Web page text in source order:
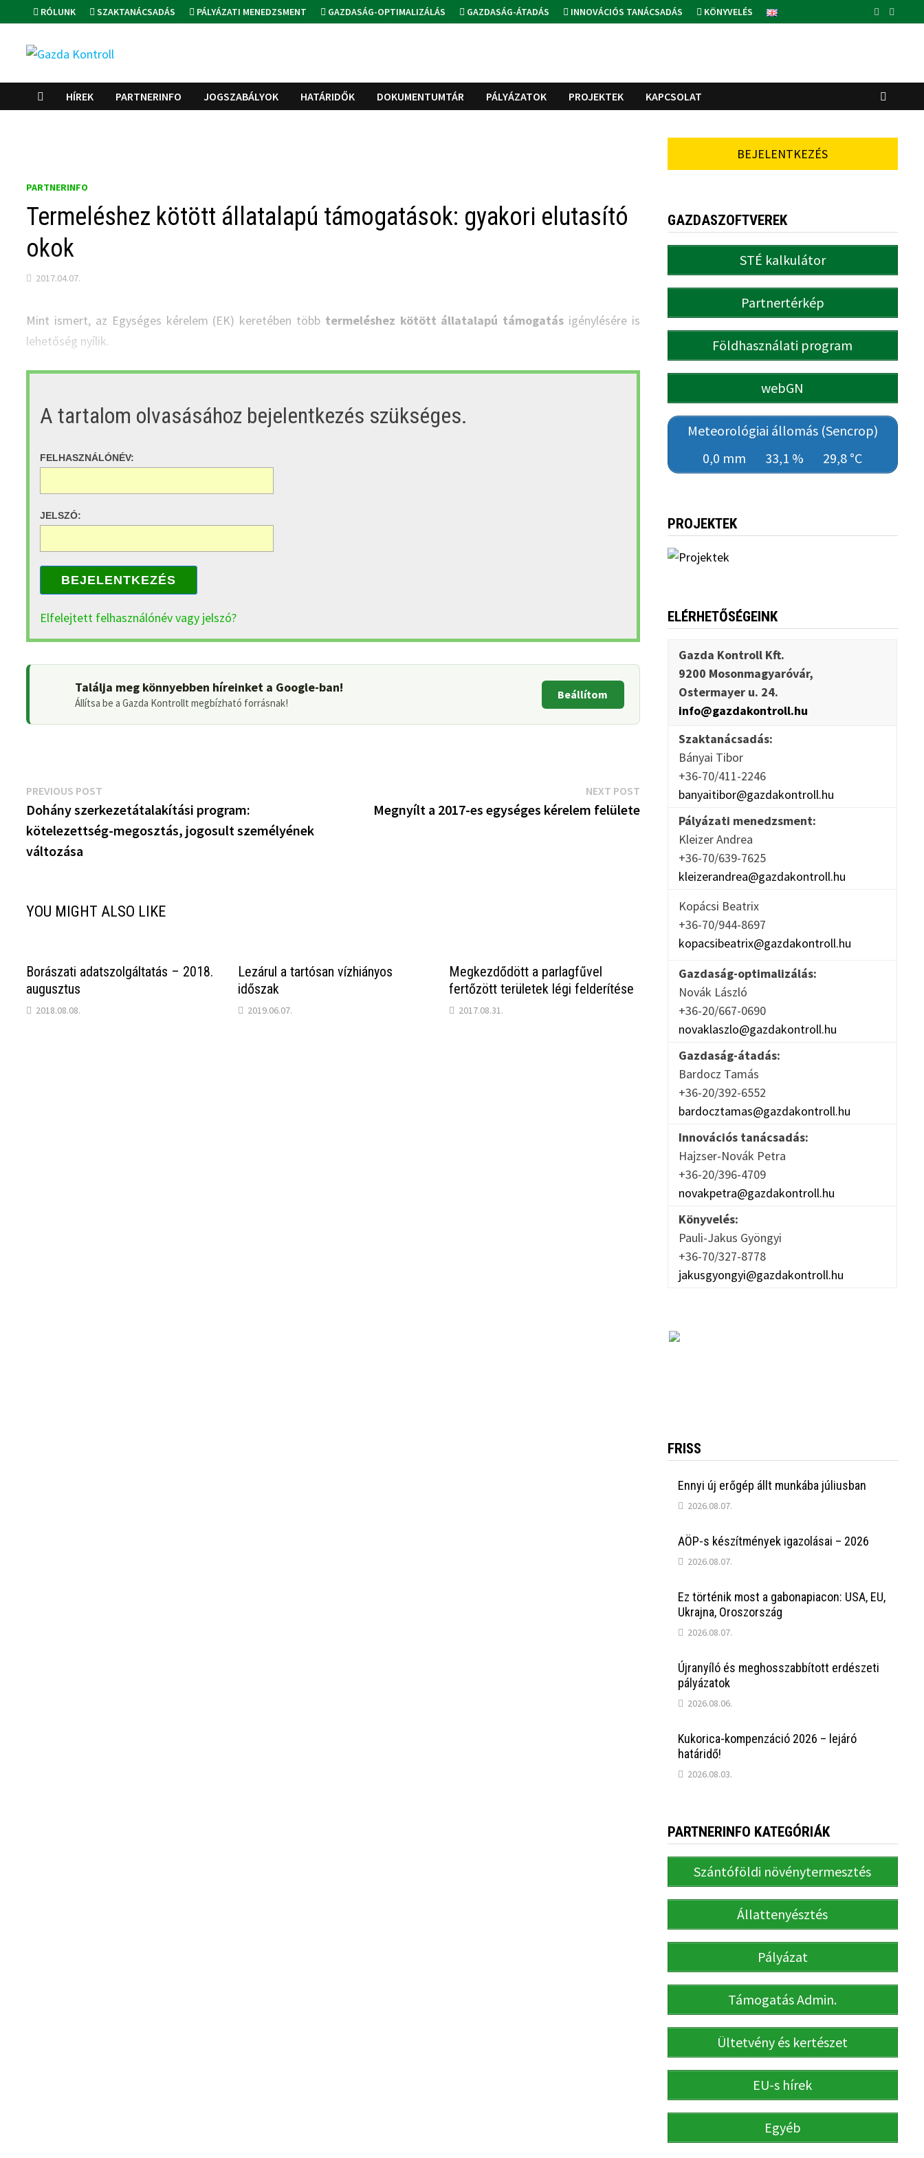
to
content
RÓLUNK SZAKTANÁCSADÁS PÁLYÁZATI MENEDZSMENT GAZDASÁG-OPTIMALIZÁLÁS GAZDASÁG-ÁTADÁS INNOVÁCIÓS TANÁCSADÁS KÖNYVELÉS
HÍREK PARTNERINFO JOGSZABÁLYOK HATÁRIDŐK DOKUMENTUMTÁR PÁLYÁZATOK PROJEKTEK KAPCSOLAT
PARTNERINFO
Termeléshez kötött állatalapú támogatások: gyakori elutasító
okok
2017.04.07.
Mint ismert, az Egységes kérelem (EK) keretében több termeléshez kötött állatalapú támogatás igénylésére is
lehetőség nyílik.
A tartalom olvasásához bejelentkezés szükséges.
FELHASZNÁLÓNÉV:
JELSZÓ:
BEJELENTKEZÉS
Elfelejtett felhasználónév vagy jelszó?
Találja meg könnyebben híreinket a Google-ban!
Állítsa be a Gazda Kontrollt megbízható forrásnak!
Beállítom
Bejegyzés
navigáció
PREVIOUS POST
post:
Dohány szerkezetátalakítási program:
kötelezettség-megosztás, jogosult személyének
változása
NEXT POSTNext
post:
Megnyílt a 2017-es egységes kérelem felülete
YOU MIGHT ALSO LIKE
Borászati adatszolgáltatás – 2018.
augusztus
2018.08.08.
Lezárul a tartósan vízhiányos
időszak
2019.06.07.
Megkezdődött a parlagfűvel
fertőzött területek légi felderítése
2017.08.31.
BEJELENTKEZÉS
GAZDASZOFTVEREK
STÉ kalkulátor
Partnertérkép
Földhasználati program
webGN
Meteorológiai állomás (Sencrop)
0,0 mm
33,1 % 29,8 °C
PROJEKTEK
ELÉRHETŐSÉGEINK
Gazda Kontroll Kft.
9200 Mosonmagyaróvár,
Ostermayer u. 24.
info@gazdakontroll.hu
Szaktanácsadás:
Bányai Tibor
+36-70/411-2246
banyaitibor@gazdakontroll.hu
Pályázati menedzsment:
Kleizer Andrea
+36-70/639-7625
kleizerandrea@gazdakontroll.hu
Kopácsi Beatrix
+36-70/944-8697
kopacsibeatrix@gazdakontroll.hu
Gazdaság-optimalizálás:
Novák László
+36-20/667-0690
novaklaszlo@gazdakontroll.hu
Gazdaság-átadás:
Bardocz Tamás
+36-20/392-6552
bardocztamas@gazdakontroll.hu
Innovációs tanácsadás:
Hajzser-Novák Petra
+36-20/396-4709
novakpetra@gazdakontroll.hu
Könyvelés:
Pauli-Jakus Gyöngyi
+36-70/327-8778
jakusgyongyi@gazdakontroll.hu
FRISS
Ennyi új erőgép állt munkába júliusban
2026.08.07.
AÖP-s készítmények igazolásai – 2026
2026.08.07.
Ez történik most a gabonapiacon: USA, EU,
Ukrajna, Oroszország
2026.08.07.
Újranyíló és meghosszabbított erdészeti
pályázatok
2026.08.06.
Kukorica-kompenzáció 2026 – lejáró
határidő!
2026.08.03.
PARTNERINFO KATEGÓRIÁK
Szántóföldi növénytermesztés
Állattenyésztés
Pályázat
Támogatás Admin.
Ültetvény és kertészet
EU-s hírek
Egyéb